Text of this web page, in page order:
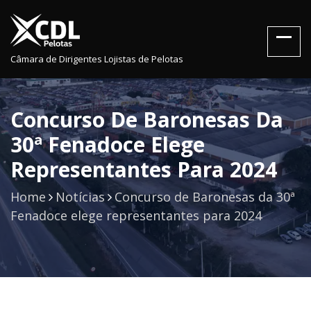
Câmara de Dirigentes Lojistas de Pelotas
Concurso De Baronesas Da
30ª Fenadoce Elege
Representantes Para 2024
Home Notícias
Concurso de Baronesas da 30ª
Fenadoce elege representantes para 2024